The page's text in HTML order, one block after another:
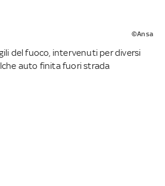
©Ansa
del fuoco, intervenuti per diversi
auto finita fuori strada